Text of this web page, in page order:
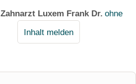
Zahnarzt Luxem Frank Dr. ohne
Inhalt melden